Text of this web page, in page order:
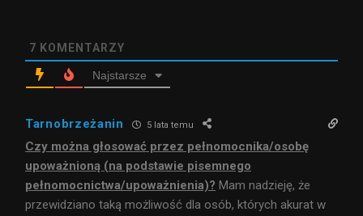
7 KOMENTARZY
Najstarsze
Tarnobrzeżanin 5 lata temu
Czy można głosować przez pełnomocnika/osobę
upoważnioną (na podstawie pisemnego
pełnomocnictwa/upoważnienia)? Mam nadzieję, że
przewidziano taką możliwość dla osób, których akurat w